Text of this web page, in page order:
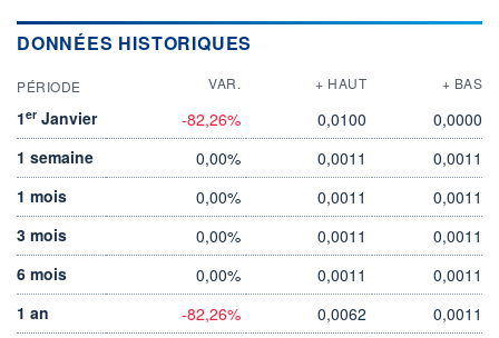
DONNÉES HISTORIQUES
PÉRIODE VAR. + HAUT + BAS
1er Janvier -82,26% 0,0100
0,0000
1 semaine
0,00% 0,0011
0,0011
1 mois
0,00% 0,0011
0,0011
3 mois
0,00% 0,0011
0,0011
6 mois
0,00% 0,0011
0,0011
1 an
-82,26% 0,0062
0,0011